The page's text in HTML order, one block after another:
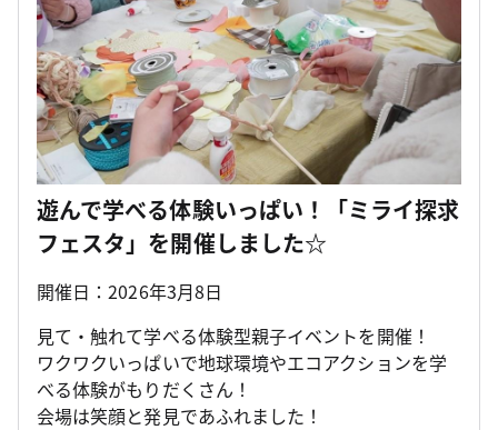
遊んで学べる体験いっぱい！「ミライ探求
フェスタ」を開催しました☆
開催日：2026年3月8日
見て・触れて学べる体験型親子イベントを開催！
ワクワクいっぱいで地球環境やエコアクションを学
べる体験がもりだくさん！
会場は笑顔と発見であふれました！